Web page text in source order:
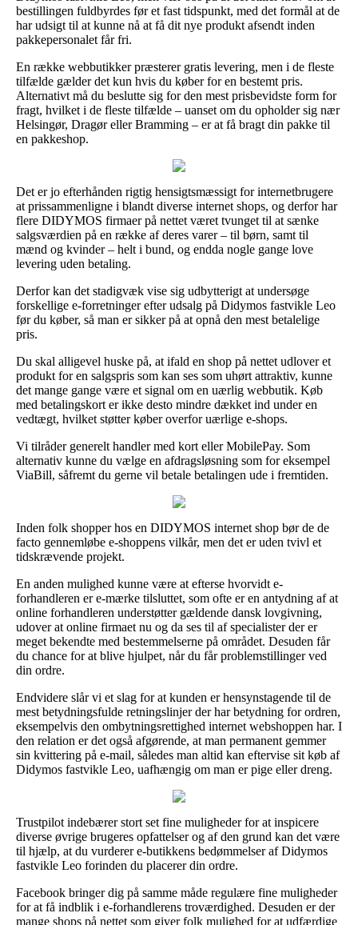
bestillingen fuldbyrdes før et fast tidspunkt, med det formål at de
har udsigt til at kunne nå at få dit nye produkt afsendt inden
pakkepersonalet får fri.
En række webbutikker præsterer gratis levering, men i de fleste
tilfælde gælder det kun hvis du køber for en bestemt pris.
Alternativt må du beslutte sig for den mest prisbevidste form for
fragt, hvilket i de fleste tilfælde – uanset om du opholder sig nær
Helsingør, Dragør eller Bramming – er at få bragt din pakke til
en pakkeshop.
Det er jo efterhånden rigtig hensigtsmæssigt for internetbrugere
at prissammenligne i blandt diverse internet shops, og derfor har
flere DIDYMOS firmaer på nettet været tvunget til at sænke
salgsværdien på en række af deres varer – til børn, samt til
mænd og kvinder – helt i bund, og endda nogle gange love
levering uden betaling.
Derfor kan det stadigvæk vise sig udbytterigt at undersøge
forskellige e-forretninger efter udsalg på Didymos fastvikle Leo
før du køber, så man er sikker på at opnå den mest betalelige
pris.
Du skal alligevel huske på, at ifald en shop på nettet udlover et
produkt for en salgspris som kan ses som uhørt attraktiv, kunne
det mange gange være et signal om en uærlig webbutik. Køb
med betalingskort er ikke desto mindre dækket ind under en
vedtægt, hvilket støtter køber overfor uærlige e-shops.
Vi tilråder generelt handler med kort eller MobilePay. Som
alternativ kunne du vælge en afdragsløsning som for eksempel
ViaBill, såfremt du gerne vil betale betalingen ude i fremtiden.
Inden folk shopper hos en DIDYMOS internet shop bør de de
facto gennemløbe e-shoppens vilkår, men det er uden tvivl et
tidskrævende projekt.
En anden mulighed kunne være at efterse hvorvidt e-
forhandleren er e-mærke tilsluttet, som ofte er en antydning af at
online forhandleren understøtter gældende dansk lovgivning,
udover at online firmaet nu og da ses til af specialister der er
meget bekendte med bestemmelserne på området. Desuden får
du chance for at blive hjulpet, når du får problemstillinger ved
din ordre.
Endvidere slår vi et slag for at kunden er hensynstagende til de
mest betydningsfulde retningslinjer der har betydning for ordren,
eksempelvis den ombytningsrettighed internet webshoppen har. I
den relation er det også afgørende, at man permanent gemmer
sin kvittering på e-mail, således man altid kan eftervise sit køb af
Didymos fastvikle Leo, uafhængig om man er pige eller dreng.
Trustpilot indebærer stort set fine muligheder for at inspicere
diverse øvrige brugeres opfattelser og af den grund kan det være
til hjælp, at du vurderer e-butikkens bedømmelser af Didymos
fastvikle Leo forinden du placerer din ordre.
Facebook bringer dig på samme måde regulære fine muligheder
for at få indblik i e-forhandlerens troværdighed. Desuden er der
mange shops på nettet som giver folk mulighed for at udfærdige